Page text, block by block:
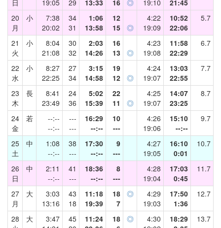
日 19:05 29 13:33 16 ◎ 19:10
21:45
20
月
小
7:38
20:02
34
31
1:06
13:58
12
15
◎
4:22
19:09
10:52
22:06
5.7
21
火
小
8:04
21:08
30
32
2:03
14:26
16
13
◎
4:23
19:08
11:58
22:29
6.7
22
水
小
8:27
22:25
27
34
3:15
14:58
19
12
◎
4:24
19:07
13:03
22:55
7.7
23
木
長
8:41
23:49
24
36
5:02
15:39
22
11
◎
4:25
19:07
14:07
23:25
8.7
24
金
若
--:--
--:--
---
---
16:29
--:--
10
---
4:26
19:06
15:10
--:--
9.7
25
土
中
1:08
--:--
38
---
17:30
--:--
9
---
4:27
19:05
16:10
0:01
10.7
26
日
中
2:11
--:--
41
---
18:36
--:--
8
---
4:28
19:04
17:03
0:45
11.7
27
月
大
3:03
13:16
43
18
11:18
19:39
18
7
◎
4:29
19:03
17:50
1:36
12.7
28
大
3:47
45
11:24
18
◎
4:30
18:29
13.7